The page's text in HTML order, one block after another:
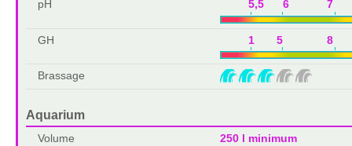
pH 5,5 6 7
GH 1 5 8
Brassage
Aquarium
Volume
250 l minimum